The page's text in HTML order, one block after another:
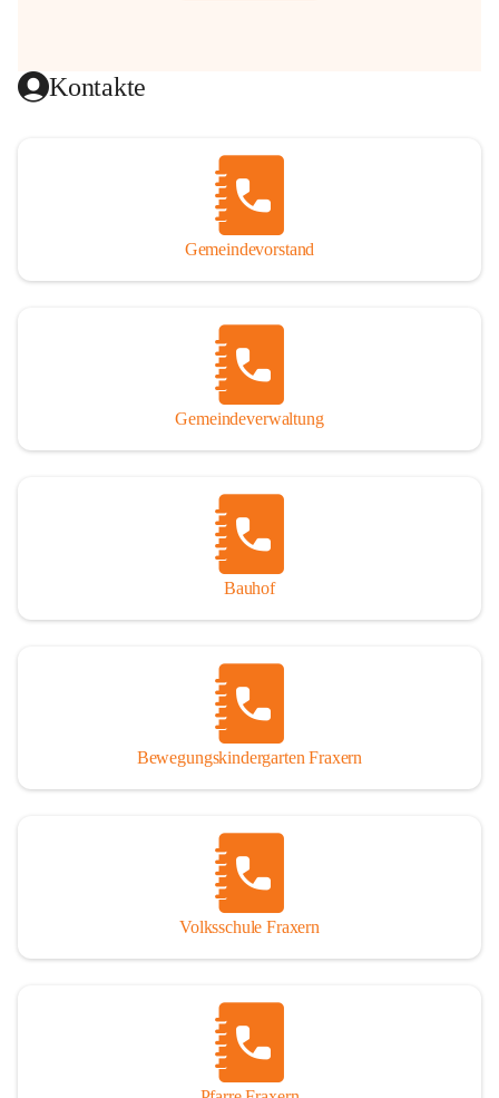
Kontakte
Gemeindevorstand
Gemeindeverwaltung
Bauhof
Bewegungskindergarten Fraxern
Volksschule Fraxern